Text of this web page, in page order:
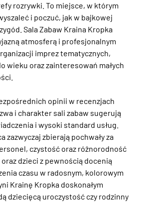
rozrywki. To miejsce, w którym
i poczuć, jak w bajkowej
Sala Zabaw Kraina Kropka
atmosferą i profesjonalnym
imprez tematycznych,
wieku oraz zainteresowań małych
opinii w recenzjach
i charakter sali zabaw sugerują
i wysoki standard usług.
zazwyczaj zbierają pochwały za
czystość oraz różnorodność
dzieci z pewnością docenią
czasu w radosnym, kolorowym
Krainę Kropka doskonałym
dziecięcą uroczystość czy rodzinny